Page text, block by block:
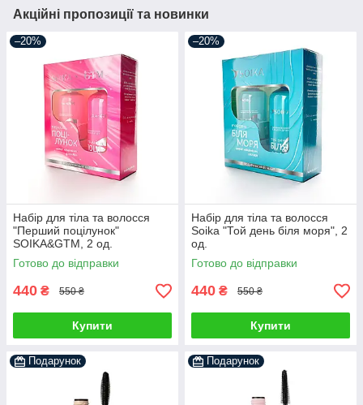
Акційні пропозиції та новинки
–20%
Набір для тіла та волосся
"Перший поцілунок"
SOIKA&GTM, 2 од.
Готово до відправки
440 ₴ 550 ₴
Купити
–20%
Набір для тіла та волосся
Soika "Той день біля моря", 2
од.
Готово до відправки
440 ₴ 550 ₴
Купити
Подарунок Подарунок